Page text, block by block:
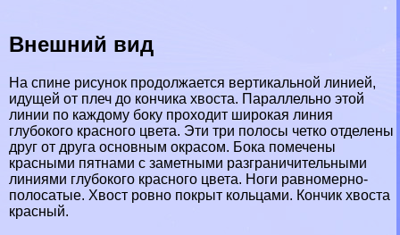
Внешний вид
На спине рисунок продолжается вертикальной линией,
идущей от плеч до кончика хвоста. Параллельно этой
линии по каждому боку проходит широкая линия
глубокого красного цвета. Эти три полосы четко отделены
друг от друга основным окрасом. Бока помечены
красными пятнами с заметными разграничительными
линиями глубокого красного цвета. Ноги равномерно-
полосатые. Хвост ровно покрыт кольцами. Кончик хвоста
красный.